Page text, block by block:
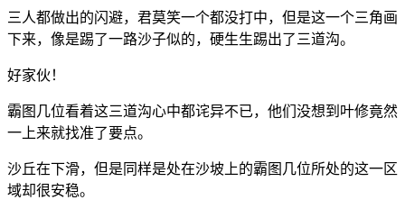
三人都做出的闪避，君莫笑一个都没打中，但是这一个三角画
下来，像是踢了一路沙子似的，硬生生踢出了三道沟。
好家伙！
霸图几位看着这三道沟心中都诧异不已，他们没想到叶修竟然
一上来就找准了要点。
沙丘在下滑，但是同样是处在沙坡上的霸图几位所处的这一区
域却很安稳。